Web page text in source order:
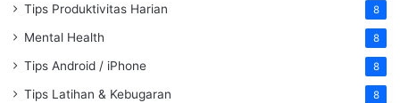
Tips Produktivitas Harian 8
Mental Health 8
Tips Android / iPhone 8
Tips Latihan & Kebugaran 8